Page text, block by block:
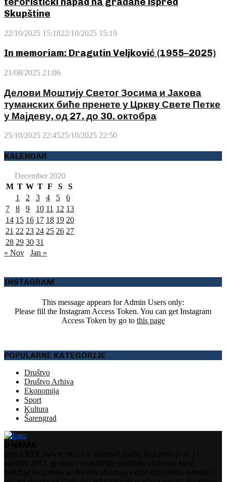
Skupštine
22/10/2025 15:1822/10/2025 15:19
In memoriam: Dragutin Veljković (1955–2025)
21/08/2025 21:06
Делови Моштију Светог Зосима и Јакова
туманских биће пренете у Цркву Свете Петке
у Мајдеву, од 27. до 30. октобра
25/10/2025 22:4525/10/2025 22:50
KALENDAR
December 2020
M T W T F S
S
1
2 3 4 5
6
7
8 9 10 11 12 13
14 15 16 17 18 19 20
21 22 23 24 25 26 27
28 29 30 31
« Nov
Jan »
INSTAGRAM
This message appears for Admin Users only:
Please fill the Instagram Access Token. You can get Instagram
Access Token by go to this page
POPULARNE KATEGORIJE
Društvo
Društvo Arhiva
Ekonomija
Sport
Kultura
Šarengrad